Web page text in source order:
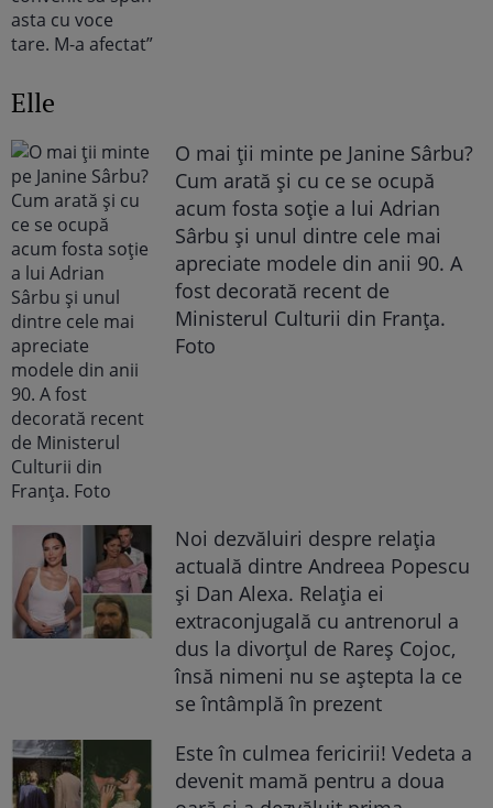
Elle
O mai ții minte pe Janine Sârbu?
Cum arată și cu ce se ocupă
acum fosta soție a lui Adrian
Sârbu și unul dintre cele mai
apreciate modele din anii 90. A
fost decorată recent de
Ministerul Culturii din Franța.
Foto
Noi dezvăluiri despre relația
actuală dintre Andreea Popescu
și Dan Alexa. Relația ei
extraconjugală cu antrenorul a
dus la divorțul de Rareș Cojoc,
însă nimeni nu se aștepta la ce
se întâmplă în prezent
Este în culmea fericirii! Vedeta a
devenit mamă pentru a doua